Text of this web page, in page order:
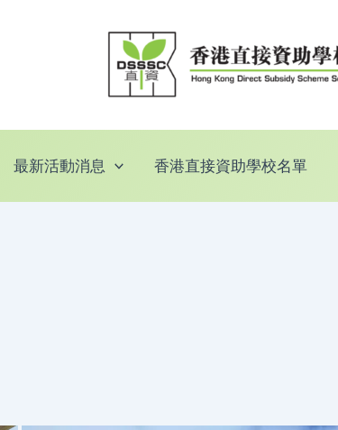
最新活動消息 香港直接資助學校名單